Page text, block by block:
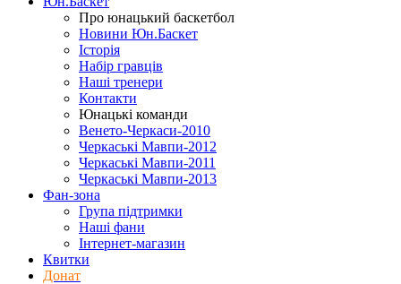
Про юнацький баскетбол
Новини Юн.Баскет
Історія
Набір гравців
Наші тренери
Контакти
Юнацькі команди
Венето-Черкаси-2010
Черкаські Мавпи-2012
Черкаські Мавпи-2011
Черкаські Мавпи-2013
Фан-зона
Група підтримки
Наші фани
Інтернет-магазин
Квитки
Донат